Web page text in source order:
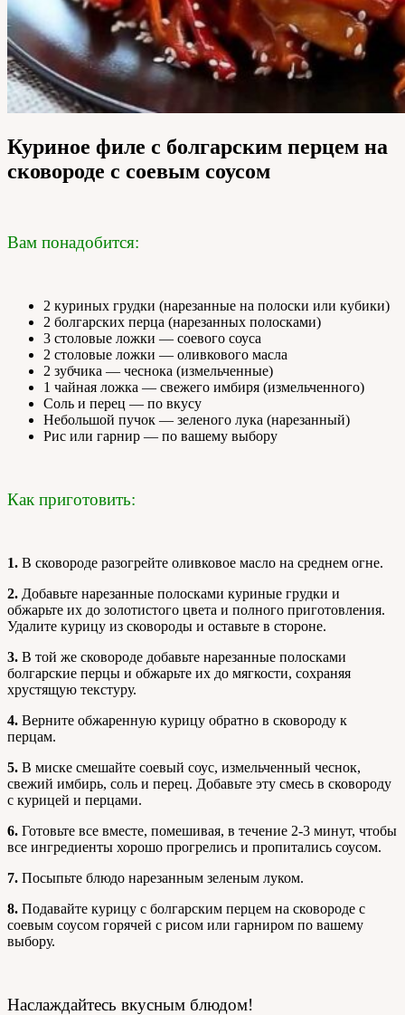
Куриное филе с болгарским перцем на
сковороде с соевым соусом
Вам понадобится:
2 куриных грудки (нарезанные на полоски или кубики)
2 болгарских перца (нарезанных полосками)
3 столовые ложки — соевого соуса
2 столовые ложки — оливкового масла
2 зубчика — чеснока (измельченные)
1 чайная ложка — свежего имбиря (измельченного)
Соль и перец — по вкусу
Небольшой пучок — зеленого лука (нарезанный)
Рис или гарнир — по вашему выбору
Как приготовить:
1. В сковороде разогрейте оливковое масло на среднем огне.
2. Добавьте нарезанные полосками куриные грудки и
обжарьте их до золотистого цвета и полного приготовления.
Удалите курицу из сковороды и оставьте в стороне.
3. В той же сковороде добавьте нарезанные полосками
болгарские перцы и обжарьте их до мягкости, сохраняя
хрустящую текстуру.
4. Верните обжаренную курицу обратно в сковороду к
перцам.
5. В миске смешайте соевый соус, измельченный чеснок,
свежий имбирь, соль и перец. Добавьте эту смесь в сковороду
с курицей и перцами.
6. Готовьте все вместе, помешивая, в течение 2-3 минут, чтобы
все ингредиенты хорошо прогрелись и пропитались соусом.
7. Посыпьте блюдо нарезанным зеленым луком.
8. Подавайте курицу с болгарским перцем на сковороде с
соевым соусом горячей с рисом или гарниром по вашему
выбору.
Наслаждайтесь вкусным блюдом!